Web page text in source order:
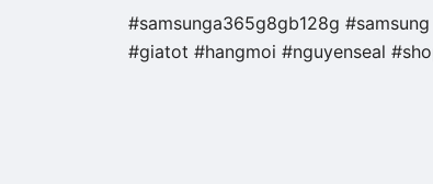
#samsunga365g8gb128g
#giatot #hangmoi #nguyenseal